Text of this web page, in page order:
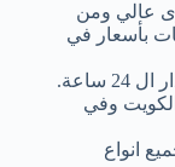
عالي ومن
بأسعار في
وفي
انواع